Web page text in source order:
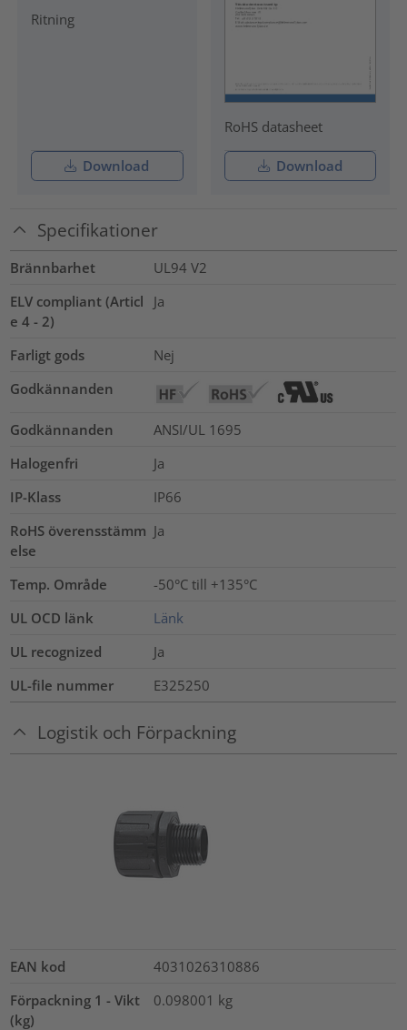
Ritning
Download
RoHS datasheet
Download
Specifikationer
Brännbarhet
UL94 V2
ELV compliant (Articl
e 4 - 2)
Ja
Farligt gods
Nej
Godkännanden
Godkännanden
ANSI/UL 1695
Halogenfri
Ja
IP-Klass
IP66
RoHS överensstämm
else
Ja
Temp. Område
-50°C till +135°C
UL OCD länk
Länk
UL recognized
Ja
UL-file nummer
E325250
Logistik och Förpackning
EAN kod
4031026310886
Förpackning 1 - Vikt
(kg)
0.098001 kg